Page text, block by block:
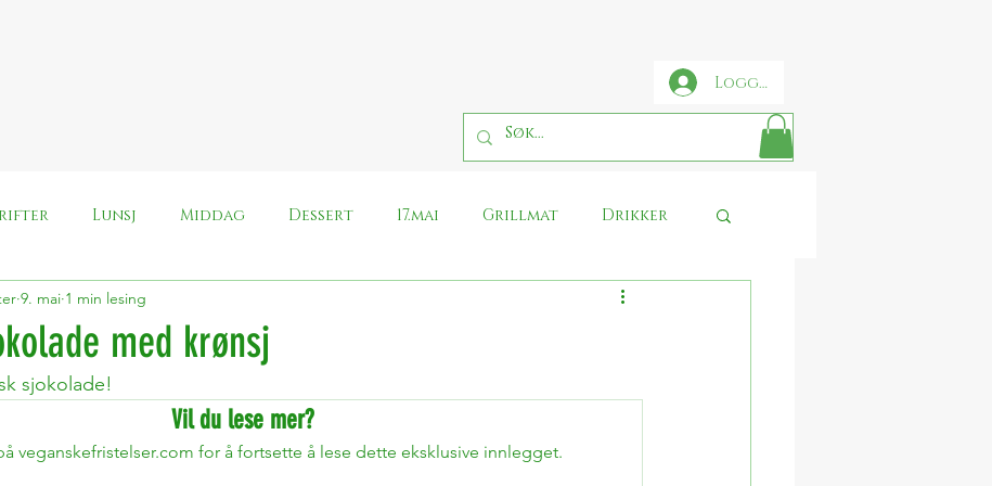
Logg inn
Lunsj Middag Dessert 17.mai Grillmat Drikker
Pålegg Sjokolade
Whole food plant based
med krønsj
9. mai 1 min lesing
sjokolade!
Vil du lese mer?
veganskefristelser.com for å fortsette å lese dette eksklusive innlegget.